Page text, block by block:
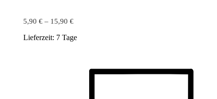
5,90 € – 15,90 €
Lieferzeit: 7 Tage